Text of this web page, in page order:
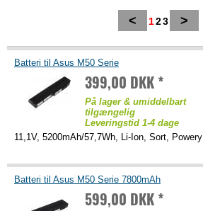
< 123 >
Batteri til Asus M50 Serie
399,00 DKK *
På lager & umiddelbart
tilgængelig
Leveringstid 1-4 dage
11,1V, 5200mAh/57,7Wh, Li-Ion, Sort, Powery
Batteri til Asus M50 Serie 7800mAh
599,00 DKK *